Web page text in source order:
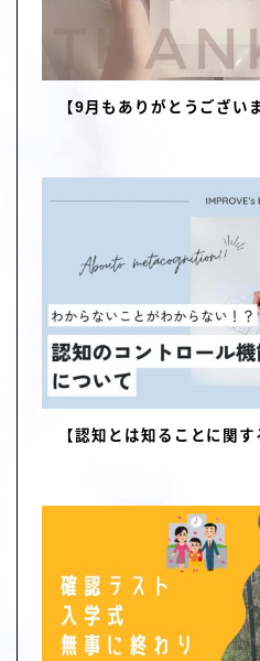
【9月もありがとうござい
【認知とは知ることに関